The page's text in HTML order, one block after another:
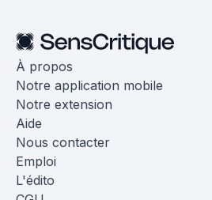
À propos
Notre application mobile
Notre extension
Aide
Nous contacter
Emploi
L'édito